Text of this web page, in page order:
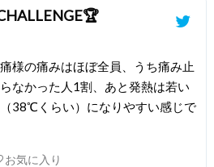
様の痛みはほぼ全員、うち痛み止
なかった人1割、あと発熱は若い
38℃くらい）になりやすい感じで
お気に入り